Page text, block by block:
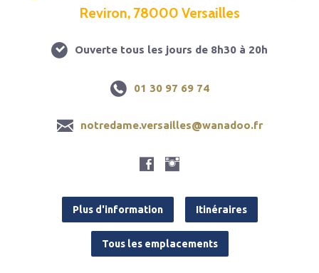
Reviron, 78000 Versailles
Ouverte tous les jours de 8h30 à 20h
01 30 97 69 74
notredame.versailles@wanadoo.fr
Plus d'information Itinéraires
Tous les emplacements